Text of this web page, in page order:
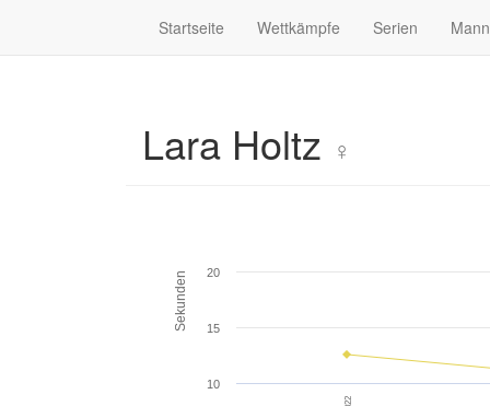
Startseite Wettkämpfe Serien
Lara Holtz ♀
Sekunden
10
15
20